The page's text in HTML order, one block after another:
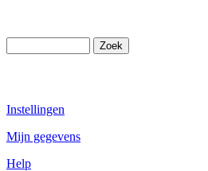
Instellingen
Mijn gegevens
Help